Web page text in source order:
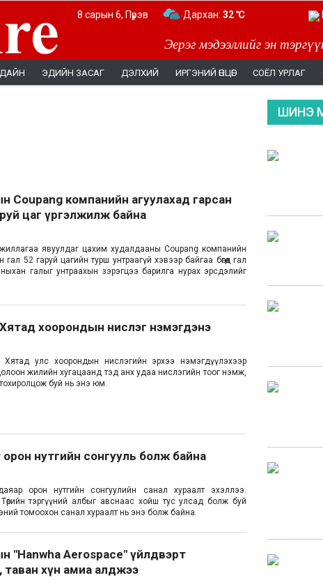
Эерэг мэдээллийг эн
8 сарын 6, Пүрэв Дархан: 32 ℃
ЭДИЙН ЗАСАГ ДЭЛХИЙ ИРГЭНИЙ ӨНЦӨГ СОЁЛ УРЛАГ
Coupang компанийн агуулахад гарсан
цаг үргэлжилж байна
явуулдаг цахим худалдааны Coupang компанийн
гал 52 гаруй цагийн турш унтраагүй хэвээр байгаа бөгөөд гал
галыг унтраахын зэрэгцээ барилга нурах эрсдэлийг
хоорондын нислэг нэмэгдэнэ
Хятад улс хоорондын нислэгийн эрхээ нэмэгдүүлэхээр
жилийн хугацаанд тэд анх удаа нислэгийн тоог нэмж,
тохиролцож буй нь энэ юм.
орон нутгийн сонгууль болж байна
орон нутгийн сонгуулийн санал хураалт эхэллээ.
тэргүүний албыг авснаас хойш тус улсад болж буй
томоохон санал хураалт нь энэ болж байна.
"Hanwha Aerospace" үйлдвэрт
хүн амиа алджээ
ШИНЭ